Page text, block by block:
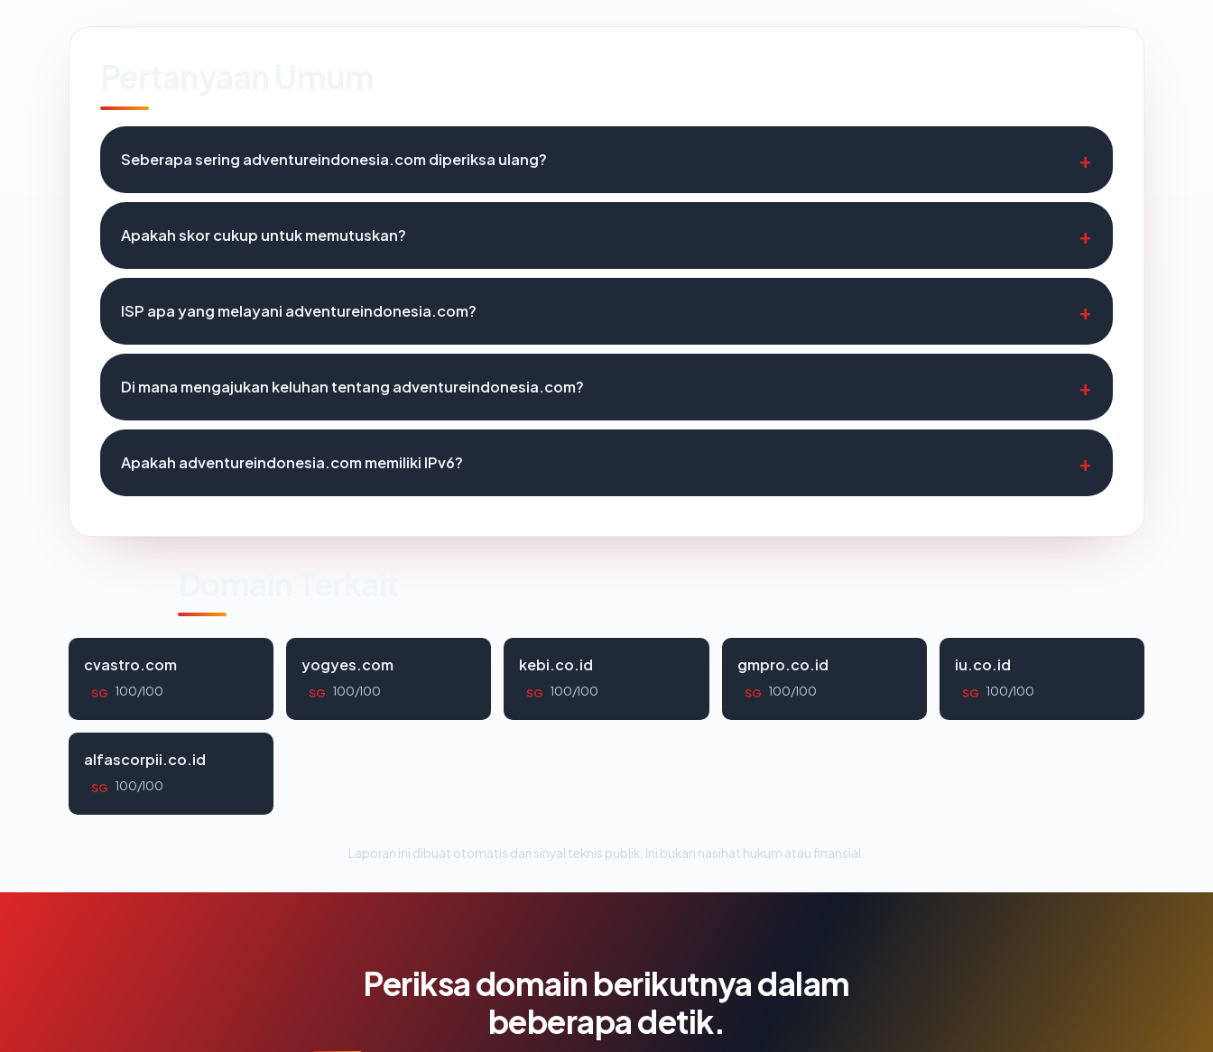
Seberapa sering adventureindonesia.com diperiksa ulang?
Apakah skor cukup untuk memutuskan?
ISP apa yang melayani adventureindonesia.com?
Di mana mengajukan keluhan tentang adventureindonesia.com?
Apakah adventureindonesia.com memiliki IPv6?
cvastro.com
SG 100/100
yogyes.com
SG 100/100
kebi.co.id
SG 100/100
gmpro.co.id
SG 100/100
iu.co.id
SG 100/100
alfascorpii.co.id
SG 100/100
Laporan ini dibuat otomatis dari sinyal teknis publik. Ini bukan nasihat hukum atau finansial.
Periksa domain berikutnya dalam
beberapa detik.